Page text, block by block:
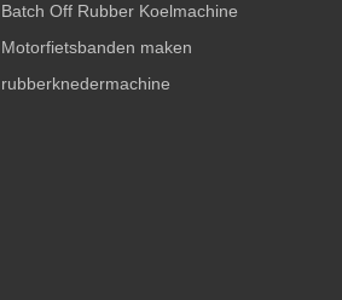
Batch Off Rubber Koelmachine
Motorfietsbanden maken
rubberknedermachine